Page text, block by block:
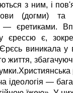
з ним, і
(догми) та
— єретиками.
єрессю є,
виникала у
життя,
ідеологія —